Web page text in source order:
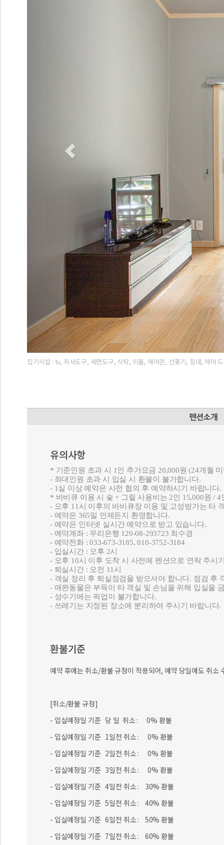
집기시설 : tv, 취사도구, 세면도구, 식탁, 이불, 에어콘, 선풍기, 침대, 헤어
유의사항
* 기준인원 초과 시 1인 추가요금 20,000원 (24개월
- 최대인원 초과 시 입실 시 환불이 불가합니다.
- 1실 이상 예약은 사전 협의 후 예약하시기 바랍니다.
* 바비큐 이용 시 숯 + 그릴 사용비는 2인 15,000원 /
- 오후 11시 이후의 바비큐장 이용 및 고성방가는 타
- 예약은 365일 언제든지 환영합니다.
- 예약은 인터넷 실시간 예약으로 받고 있습니다.
- 예약계좌 : 우리은행 120-08-293723 최수경
- 예약전화 : 033-673-3185, 010-3752-3184
- 입실시간 : 오후 2시
- 오후 10시 이후 도착 시 사전에 펜션으로 연락 주시
- 퇴실시간 : 오전 11시
- 객실 정리 후 퇴실점검을 받으셔야 합니다. 점검 후
- 애완동물은 부득이 타 객실 및 손님을 위해 입실을
- 성수기에는 픽업이 불가합니다.
- 쓰레기는 지정된 장소에 분리하여 주시기 바랍니다.
환불기준
예약 후에는 취소/환불 규정이 적용되어, 예약 당일에도 취소
[취소/환불 규정]
- 입실예정일 기준 당 일 취소 : 0% 환불
- 입실예정일 기준 1일전 취소 : 0% 환불
- 입실예정일 기준 2일전 취소 : 0% 환불
- 입실예정일 기준 3일전 취소 : 0% 환불
- 입실예정일 기준 4일전 취소 : 30% 환불
- 입실예정일 기준 5일전 취소 : 40% 환불
- 입실예정일 기준 6일전 취소 : 50% 환불
- 입실예정일 기준 7일전 취소 : 60% 환불